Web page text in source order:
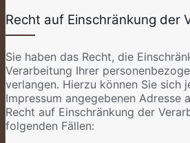
Recht auf Einschränkung der
Sie haben das Recht, die
Verarbeitung Ihrer
verlangen. Hierzu können Sie sich
Impressum angegebenen Adresse
Recht auf Einschränkung der
folgenden Fällen: